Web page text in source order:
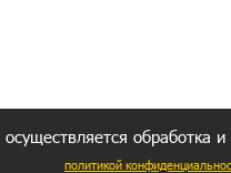
политикой